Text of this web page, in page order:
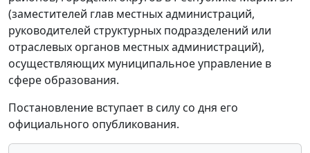
(заместителей глав местных администраций,
руководителей структурных подразделений или
отраслевых органов местных администраций),
осуществляющих муниципальное управление в
сфере образования.
Постановление вступает в силу со дня его
официального опубликования.